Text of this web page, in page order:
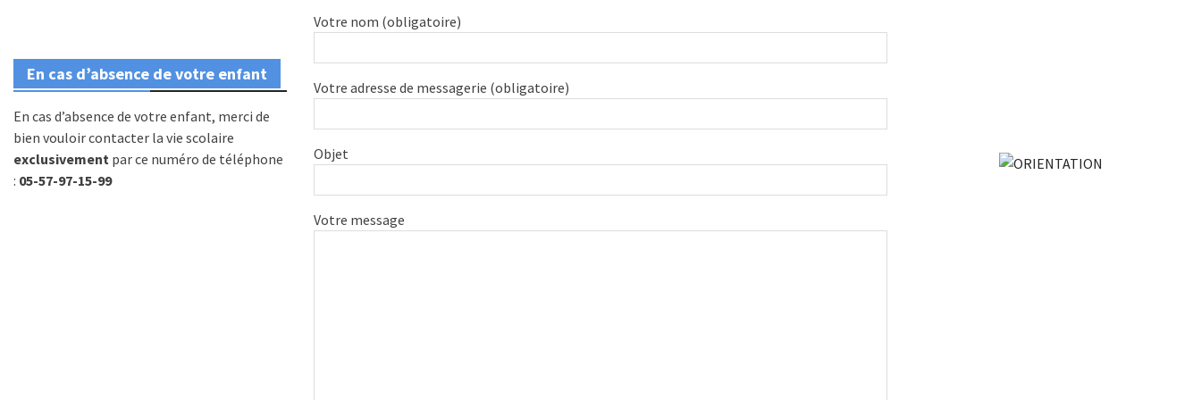
Votre nom (obligatoire)
Votre adresse de messagerie (obligatoire)
Objet
Votre message
En cas d’absence de votre enfant
En cas d’absence de votre enfant, merci de
bien vouloir contacter la vie scolaire
exclusivement par ce numéro de téléphone
: 05-57-97-15-99